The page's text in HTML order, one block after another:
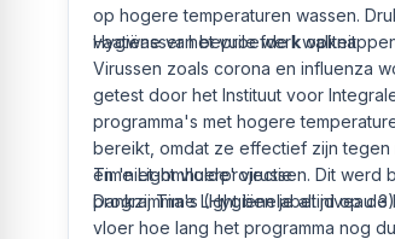
op hogere temperaturen wassen.
vaatwasser het vuile werk
Hygiëne van beproefde kwaliteit
Virussen zoals corona en influenza
getest door het Instituut voor
programma's met hogere
bereikt, omdat ze effectief zijn
en 'niet-omhulde' virussen. Dit werd
programma's (Hygiënelabel niveau 3)
Time Light vloerprojectie
Dankzij Time Light ben je altijd op
vloer hoe lang het programma nog